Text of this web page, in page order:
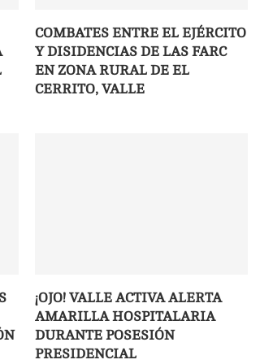
COMBATES ENTRE EL EJÉRCITO
Y DISIDENCIAS DE LAS FARC
EN ZONA RURAL DE EL
CERRITO, VALLE
¡OJO! VALLE ACTIVA ALERTA
AMARILLA HOSPITALARIA
DURANTE POSESIÓN
PRESIDENCIAL